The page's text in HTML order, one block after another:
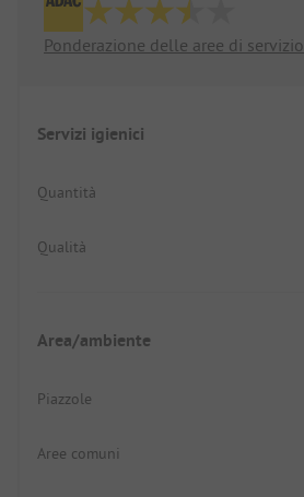
Ponderazione delle aree di servizio
Servizi igienici
Quantità
Qualità
Area/ambiente
Piazzole
Aree comuni